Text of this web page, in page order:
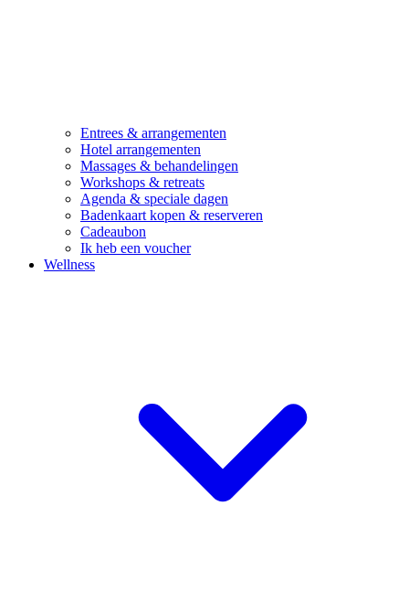
Entrees & arrangementen
Hotel arrangementen
Massages & behandelingen
Workshops & retreats
Agenda & speciale dagen
Badenkaart kopen & reserveren
Cadeaubon
Ik heb een voucher
Wellness